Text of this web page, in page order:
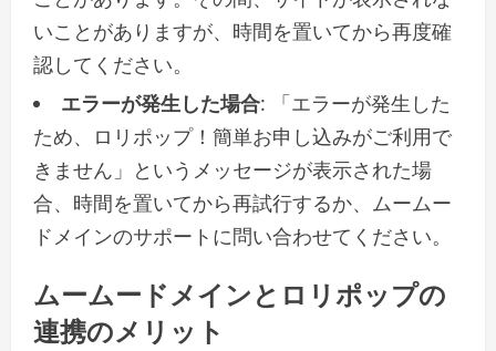
いことがありますが、時間を置いてから再度確
認してください。
エラーが発生した場合: 「エラーが発生した
ため、ロリポップ！簡単お申し込みがご利用で
きません」というメッセージが表示された場
合、時間を置いてから再試行するか、ムームー
ドメインのサポートに問い合わせてください。
ムームードメインとロリポップの
連携のメリット